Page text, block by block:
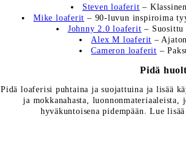
Steven loaferit –
Mike loaferit – 90-luvun inspiroima
Johnny 2.0 loaferit –
Alex M loaferit –
Cameron loaferit –
Pidä
Pidä loaferisi puhtaina ja suojattuina ja lisää
ja mokkanahasta,
hyväkuntoisena pidempään. Lue